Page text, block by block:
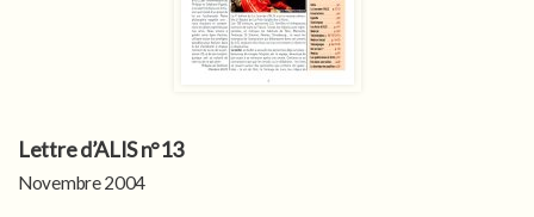
Lettre d’ALIS n°13
Novembre 2004